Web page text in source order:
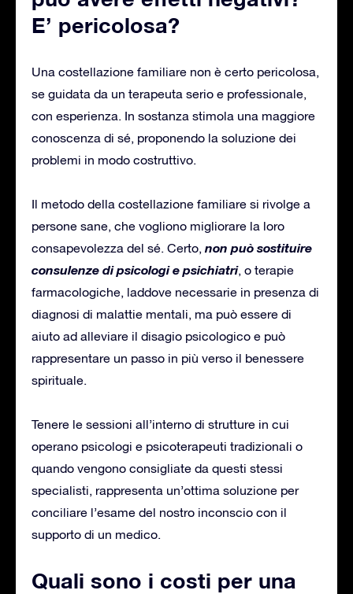
E’ pericolosa?
Una costellazione familiare non è certo pericolosa,
se guidata da un terapeuta serio e professionale,
con esperienza. In sostanza stimola una maggiore
conoscenza di sé, proponendo la soluzione dei
problemi in modo costruttivo.
Il metodo della costellazione familiare si rivolge a
persone sane, che vogliono migliorare la loro
consapevolezza del sé. Certo, non può sostituire
consulenze di psicologi e psichiatri, o terapie
farmacologiche, laddove necessarie in presenza di
diagnosi di malattie mentali, ma può essere di
aiuto ad alleviare il disagio psicologico e può
rappresentare un passo in più verso il benessere
spirituale.
Tenere le sessioni all’interno di strutture in cui
operano psicologi e psicoterapeuti tradizionali o
quando vengono consigliate da questi stessi
specialisti, rappresenta un’ottima soluzione per
conciliare l’esame del nostro inconscio con il
supporto di un medico.
Quali sono i costi per una